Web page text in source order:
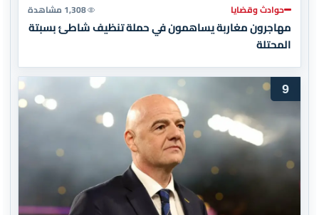
حوادث وقضايا 1,308 مشاهدة
مهاجرون مغاربة يساهمون في حملة تنظيف شاطئ بسبتة
المحتلة
9